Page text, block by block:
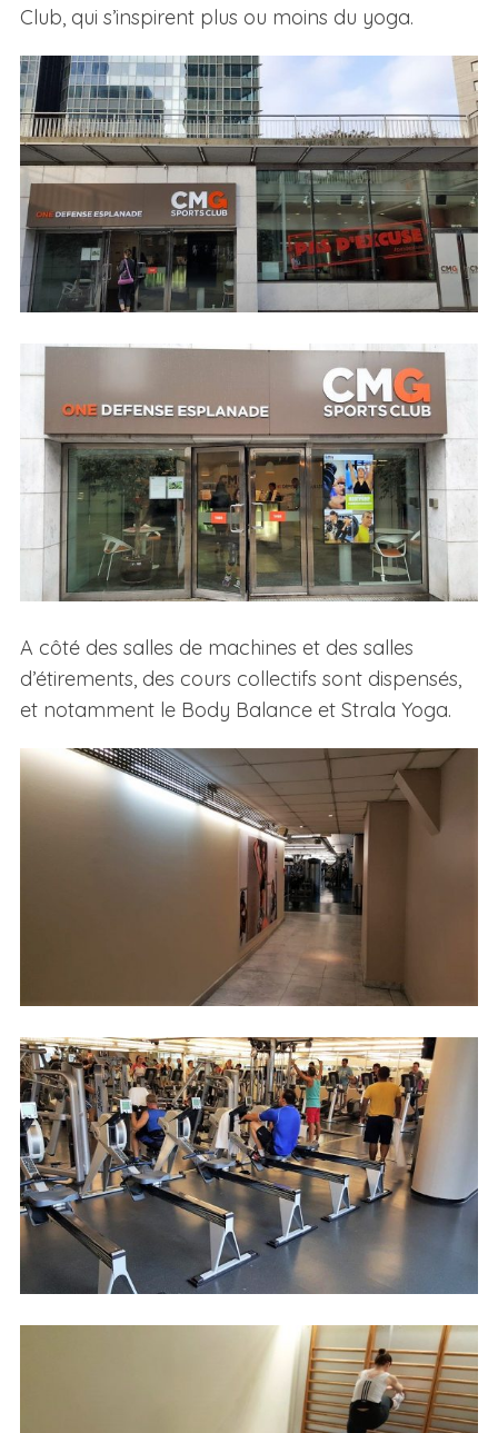
Club, qui s’inspirent plus ou moins du yoga.
A côté des salles de machines et des salles
d’étirements, des cours collectifs sont dispensés,
et notamment le Body Balance et Strala Yoga.